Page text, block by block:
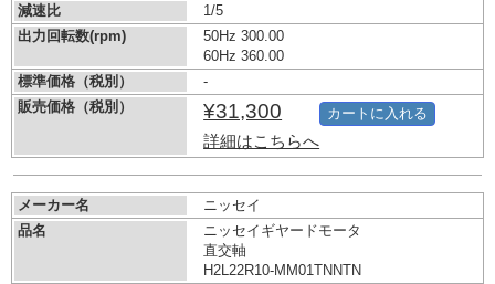
減速比
1/5
出力回転数(rpm)
50Hz 300.00
60Hz 360.00
標準価格（税別）
-
販売価格（税別）
¥31,300
詳細はこちらへ
カートに入れる
メーカー名
ニッセイ
品名
ニッセイギヤードモータ
直交軸
H2L22R10-MM01TNNTN